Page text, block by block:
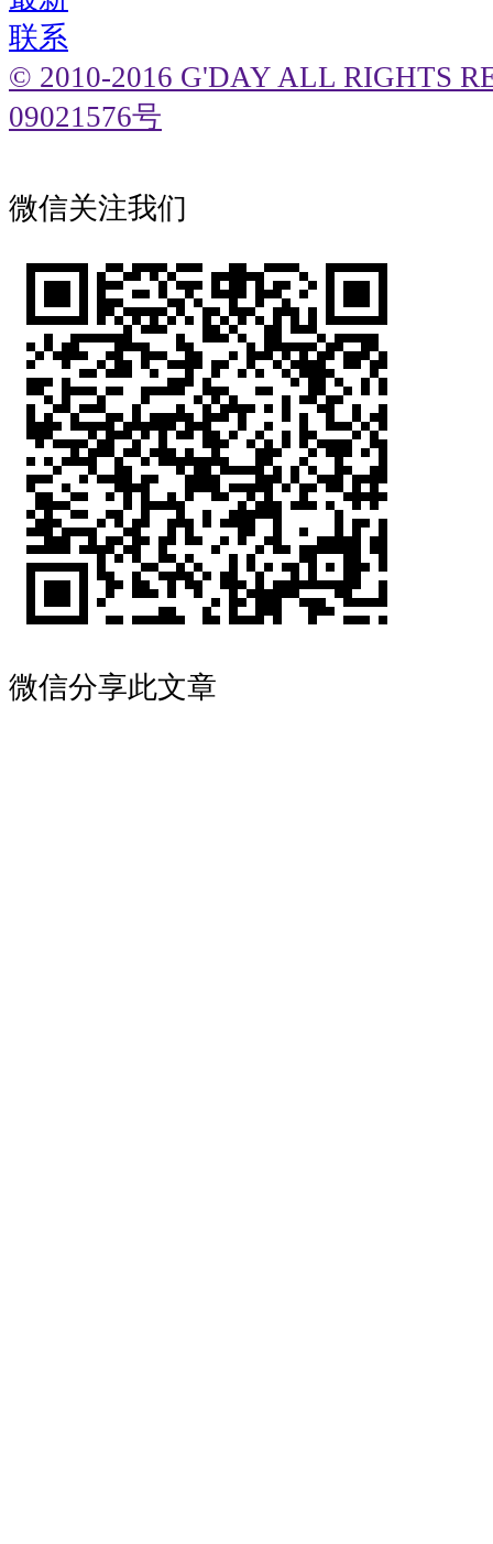
联系
© 2010-2016 G'DAY ALL RIGHTS
09021576号
微信关注我们
微信分享此文章